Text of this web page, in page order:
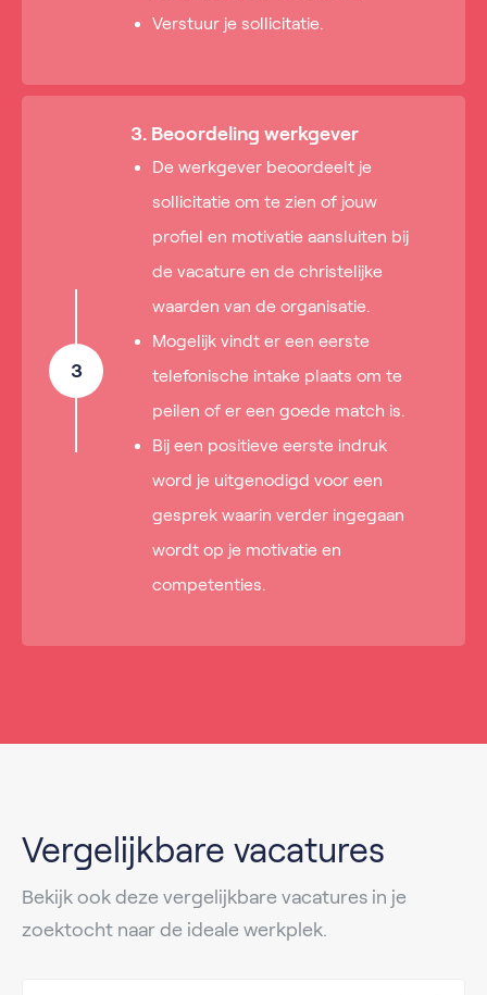
Verstuur je sollicitatie.
3
3. Beoordeling werkgever
De werkgever beoordeelt je
sollicitatie om te zien of jouw
profiel en motivatie aansluiten bij
de vacature en de christelijke
waarden van de organisatie.
Mogelijk vindt er een eerste
telefonische intake plaats om te
peilen of er een goede match is.
Bij een positieve eerste indruk
word je uitgenodigd voor een
gesprek waarin verder ingegaan
wordt op je motivatie en
competenties.
Vergelijkbare vacatures
Bekijk ook deze vergelijkbare vacatures in je
zoektocht naar de ideale werkplek.